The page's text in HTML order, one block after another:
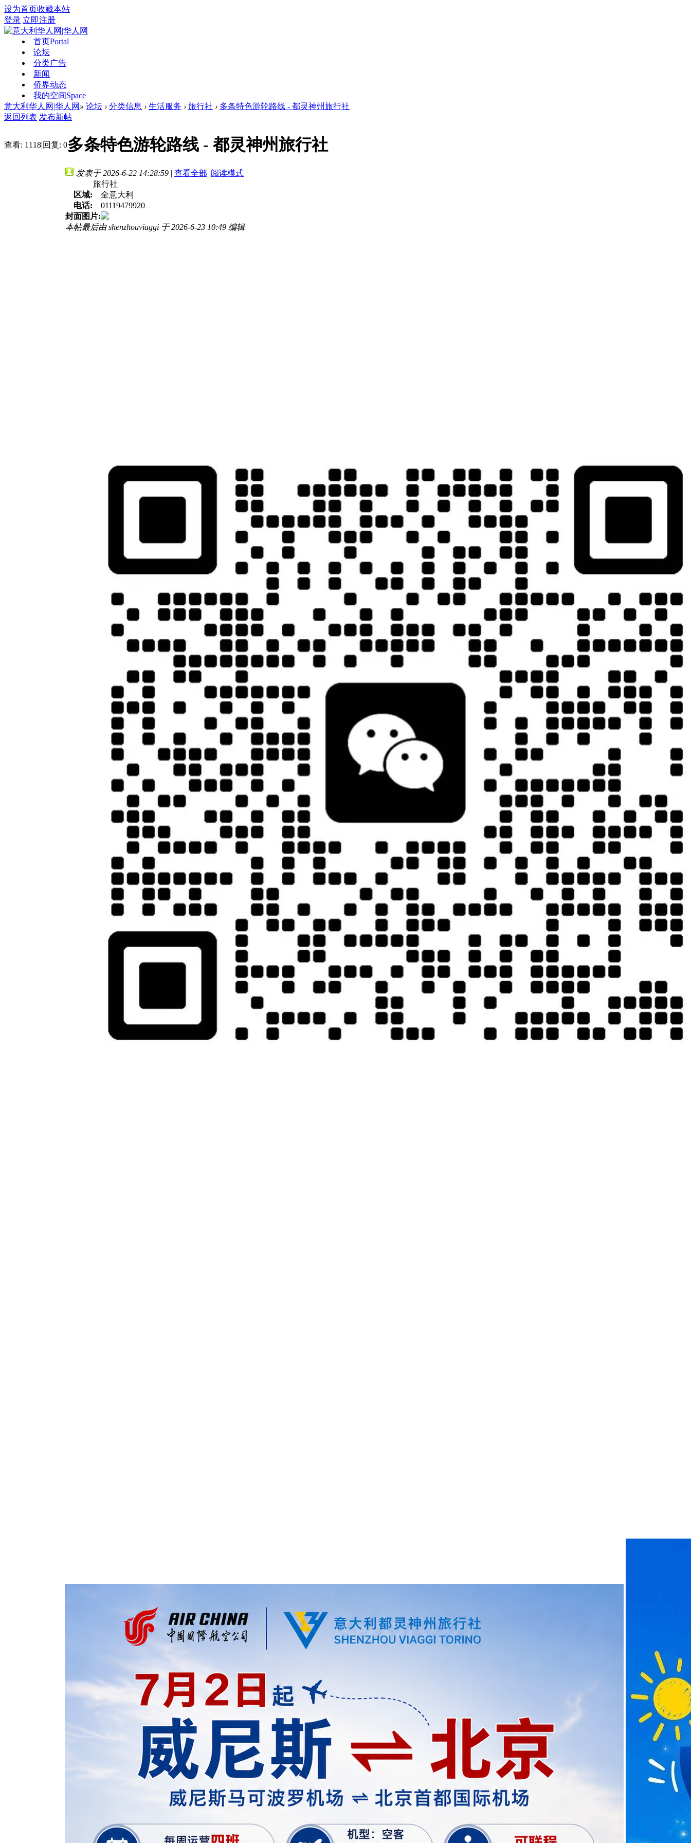
设为首页收藏本站
登录 立即注册
首页Portal
论坛
分类广告
新闻
侨界动态
我的空间Space
意大利华人网|华人网 » 论坛 › 分类信息 › 生活服务 › 旅行社 › 多条特色游轮路线 - 都灵神州旅行社
返回列表 发布新帖
查看: 1118|回复: 0多条特色游轮路线 - 都灵神州旅行社
发表于 2026-6-22 14:28:59 | 查看全部 |阅读模式
旅行社
区域:
全意大利
电话:
01119479920
封面图片:
本帖最后由 shenzhouviaggi 于 2026-6-23 10:49 编辑